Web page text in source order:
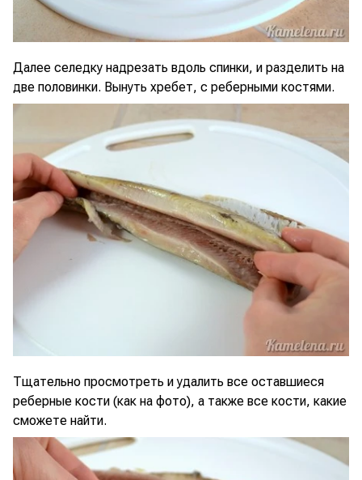
Далее селедку надрезать вдоль спинки, и разделить на
две половинки. Вынуть хребет, с реберными костями.
Тщательно просмотреть и удалить все оставшиеся
реберные кости (как на фото), а также все кости, какие
сможете найти.